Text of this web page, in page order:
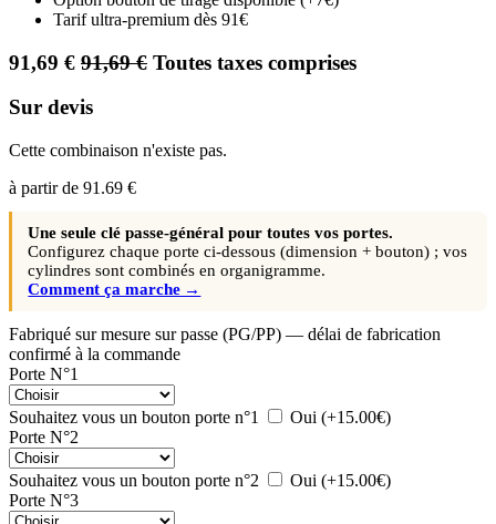
Tarif ultra-premium dès 91€
91,69 € 91,69€ Toutes taxes comprises
Sur devis
Cette combinaison n'existe pas.
à partir de 91.69 €
Une seule clé passe-général pour toutes vos portes.
Configurez chaque porte ci-dessous (dimension + bouton) ; vos
cylindres sont combinés en organigramme.
Comment ça marche →
Fabriqué sur mesure sur passe (PG/PP) — délai de fabrication
confirmé à la commande
Porte N°1
Souhaitez vous un bouton porte n°1 Oui (+15.00€)
Porte N°2
Souhaitez vous un bouton porte n°2 Oui (+15.00€)
Porte N°3